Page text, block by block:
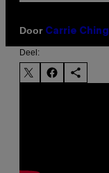
Door Carrie Ching
Deel: